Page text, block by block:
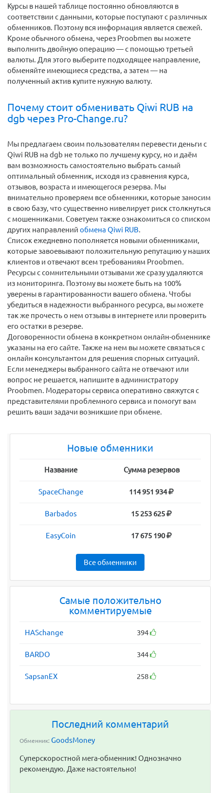
Курсы в нашей таблице постоянно обновляются в
соответствии с данными, которые поступают с различных
обменников. Поэтому вся информация является свежей.
Кроме обычного обмена, через Proobmen вы можете
выполнить двойную операцию — с помощью третьей
валюты. Для этого выберите подходящее направление,
обменяйте имеющиеся средства, а затем — на
полученный актив купите нужную валюту.
Почему стоит обменивать Qiwi RUB на
dgb через Pro-Change.ru?
Мы предлагаем своим пользователям перевести деньги c
Qiwi RUB на dgb не только по лучшему курсу, но и даём
вам возможность самостоятельно выбрать самый
оптимальный обменник, исходя из сравнения курса,
отзывов, возраста и имеющегося резерва. Мы
внимательно проверяем все обменники, которые заносим
в свою базу, что существенно нивелирует риск столкнуться
с мошенниками. Советуем также ознакомиться со списком
других направлений обмена Qiwi RUB.
Список ежедневно пополняется новыми обменниками,
которые завоевывают положительную репутацию у наших
клиентов и отвечают всем требованиям Proobmen.
Ресурсы с сомнительными отзывами же сразу удаляются
из мониторинга. Поэтому вы можете быть на 100%
уверены в гарантированности вашего обмена. Чтобы
убедиться в надежности выбранного ресурса, вы можете
так же прочесть о нем отзывы в интернете или проверить
его остатки в резерве.
Договоренности обмена в конкретном онлайн-обменнике
указаны на его сайте. Также на нем вы можете связаться с
онлайн консультантом для решения спорных ситуаций.
Если менеджеры выбранного сайта не отвечают или
вопрос не решается, напишите в администратору
Proobmen. Модераторы сервиса оперативно свяжутся с
представителями проблемного сервиса и помогут вам
решить ваши задачи возникшие при обмене.
Новые обменники
Название Сумма резервов
SpaceChange 114 951 934
Barbados 15 253 625
EasyCoin 17 675 190
Все обменники
Самые положительно
комментируемые
HASchange 394
BARDO 344
SapsanEX 258
Последний комментарий
Обменник: GoodsMoney
Суперскоростной мега-обменник! Однозначно
рекомендую. Даже настоятельно!